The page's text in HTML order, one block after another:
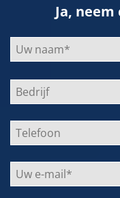
Ja,
Bitte
lasse
dieses
Feld
leer.